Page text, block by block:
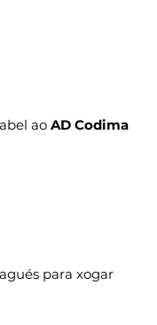
ao AD Codima
para xogar